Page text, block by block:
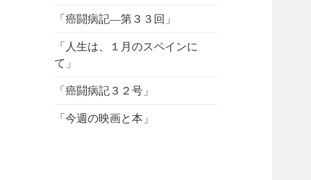
「癌闘病記―第３３回」
「人生は、１月のスペインに
て」
「癌闘病記３２号」
「今週の映画と本」